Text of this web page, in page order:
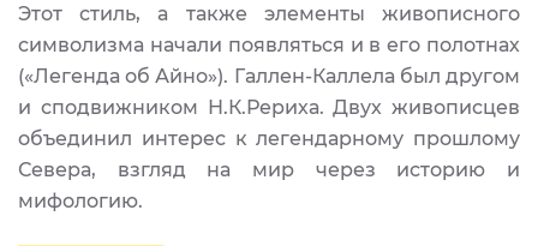
Этот стиль, а также элементы живописного
символизма начали появляться и в его полотнах
(«Легенда об Айно»). Галлен-Каллела был другом
и сподвижником Н.К.Рериха. Двух живописцев
объединил интерес к легендарному прошлому
Севера, взгляд на мир через историю и
мифологию.